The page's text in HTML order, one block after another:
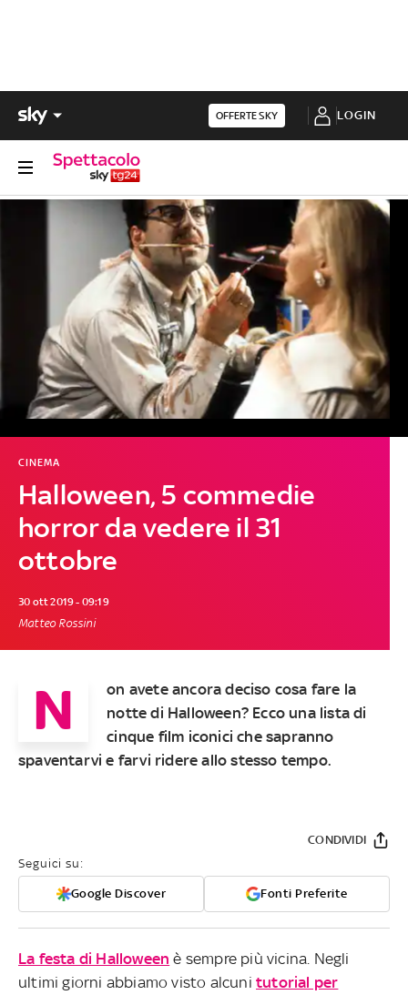
OFFERTE SKY LOGIN
Halloween, 5 commedie
horror da vedere il 31
ottobre
CINEMA
30 ott 2019 - 09:19
Matteo Rossini
N
on avete ancora deciso cosa fare la
notte di Halloween? Ecco una lista di
cinque film iconici che sapranno
spaventarvi e farvi ridere allo stesso tempo.
Seguici su:
Google Discover Fonti Preferite
CONDIVIDI
La festa di Halloween è sempre più vicina. Negli
ultimi giorni abbiamo visto alcuni tutorial per